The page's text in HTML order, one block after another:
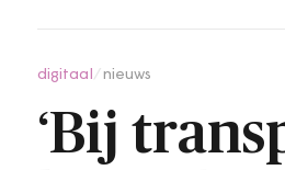
digitaal nieuws
‘Bij